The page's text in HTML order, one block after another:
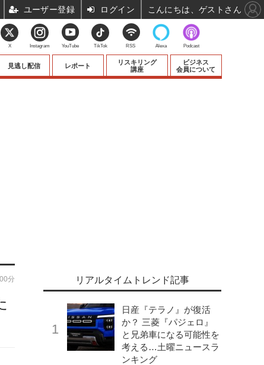
見逃し配信 レポート
リスキリング
講座
ビジネス
会員について
分 リアルタイムトレンド記事
日産『テラノ』が復活
か？ 三菱『パジェロ』
と兄弟車になる可能性を
考える…土曜ニュースラ
ンキング
X Instagram YouTube TikTok RSS Alexa Podcast
ユーザー登録 ログイン こんにちは、ゲストさん